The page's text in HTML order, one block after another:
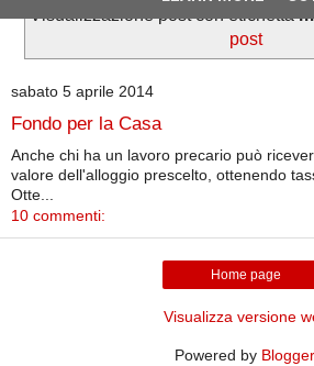
Visualizzazione post con etichetta
post
sabato 5 aprile 2014
Fondo per la Casa
Anche chi ha un lavoro precario può
valore dell'alloggio prescelto, ottenendo
Otte...
10 commenti:
Home page
Visualizza versione
Powered by Blogger.